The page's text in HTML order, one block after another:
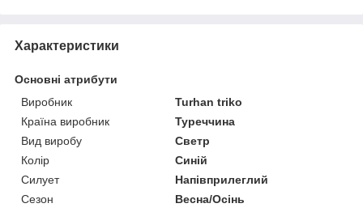
Характеристики
Основні атрибути
Виробник
Turhan triko
Країна виробник
Туреччина
Вид виробу
Светр
Колір
Синій
Силует
Напівприлеглий
Сезон
Весна/Осінь